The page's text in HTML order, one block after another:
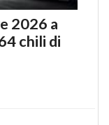
2026 a
chili di